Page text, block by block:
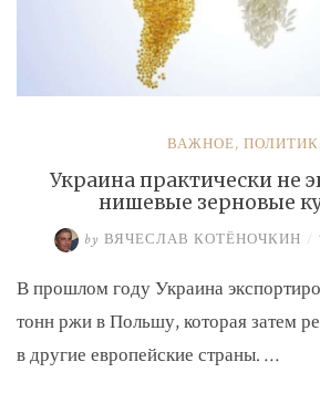
ВАЖНОЕ,
Украина практически не
нишевые зерновые
by ВЯЧЕСЛАВ КОТЁНОЧКИН /
В прошлом году Украина
тонн ржи в Польшу, которая затем
в другие европейские страны. …